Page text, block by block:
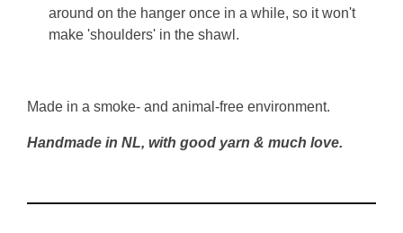
around on the hanger once in a while, so it won't
make 'shoulders' in the shawl.
Made in a smoke- and animal-free environment.
Handmade in NL, with good yarn & much love.